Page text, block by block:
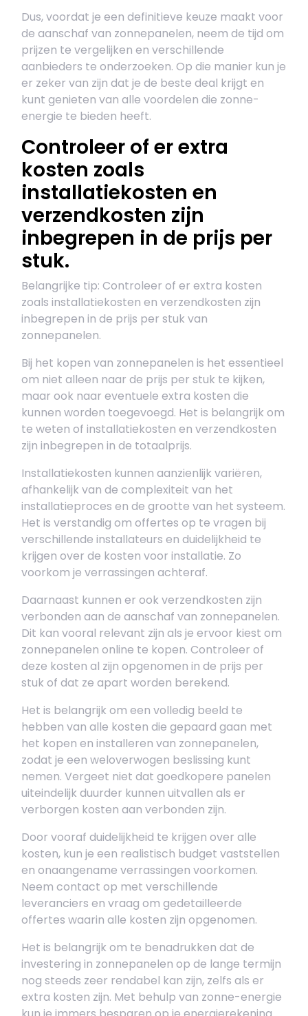
Dus, voordat je een definitieve keuze maakt voor
de aanschaf van zonnepanelen, neem de tijd om
prijzen te vergelijken en verschillende
aanbieders te onderzoeken. Op die manier kun je
er zeker van zijn dat je de beste deal krijgt en
kunt genieten van alle voordelen die zonne-
energie te bieden heeft.
Controleer of er extra
kosten zoals
installatiekosten en
verzendkosten zijn
inbegrepen in de prijs per
stuk.
Belangrijke tip: Controleer of er extra kosten
zoals installatiekosten en verzendkosten zijn
inbegrepen in de prijs per stuk van
zonnepanelen.
Bij het kopen van zonnepanelen is het essentieel
om niet alleen naar de prijs per stuk te kijken,
maar ook naar eventuele extra kosten die
kunnen worden toegevoegd. Het is belangrijk om
te weten of installatiekosten en verzendkosten
zijn inbegrepen in de totaalprijs.
Installatiekosten kunnen aanzienlijk variëren,
afhankelijk van de complexiteit van het
installatieproces en de grootte van het systeem.
Het is verstandig om offertes op te vragen bij
verschillende installateurs en duidelijkheid te
krijgen over de kosten voor installatie. Zo
voorkom je verrassingen achteraf.
Daarnaast kunnen er ook verzendkosten zijn
verbonden aan de aanschaf van zonnepanelen.
Dit kan vooral relevant zijn als je ervoor kiest om
zonnepanelen online te kopen. Controleer of
deze kosten al zijn opgenomen in de prijs per
stuk of dat ze apart worden berekend.
Het is belangrijk om een volledig beeld te
hebben van alle kosten die gepaard gaan met
het kopen en installeren van zonnepanelen,
zodat je een weloverwogen beslissing kunt
nemen. Vergeet niet dat goedkopere panelen
uiteindelijk duurder kunnen uitvallen als er
verborgen kosten aan verbonden zijn.
Door vooraf duidelijkheid te krijgen over alle
kosten, kun je een realistisch budget vaststellen
en onaangename verrassingen voorkomen.
Neem contact op met verschillende
leveranciers en vraag om gedetailleerde
offertes waarin alle kosten zijn opgenomen.
Het is belangrijk om te benadrukken dat de
investering in zonnepanelen op de lange termijn
nog steeds zeer rendabel kan zijn, zelfs als er
extra kosten zijn. Met behulp van zonne-energie